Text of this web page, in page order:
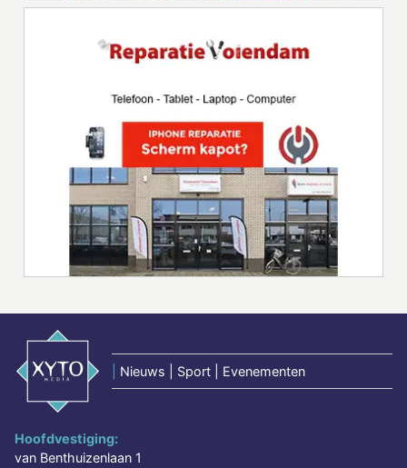
Nieuws | Sport | Evenementen
Hoofdvestiging:
van Benthuizenlaan 1